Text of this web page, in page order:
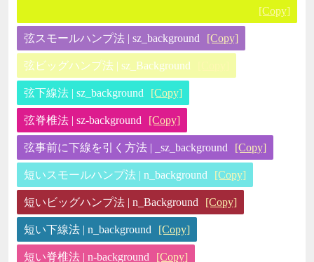
[Copy]
弦スモールハンプ法 | sz_background [Copy]
弦ビッグハンプ法 | sz_Background
弦下線法 | sz_background [Copy]
弦脊椎法 | sz-background [Copy]
弦事前に下線を引く方法 | _sz_background [Copy]
短いスモールハンプ法 | n_background [Copy]
短いビッグハンプ法 | n_Background [Copy]
短い下線法 | n_background [Copy]
短い脊椎法 | n-background [Copy]